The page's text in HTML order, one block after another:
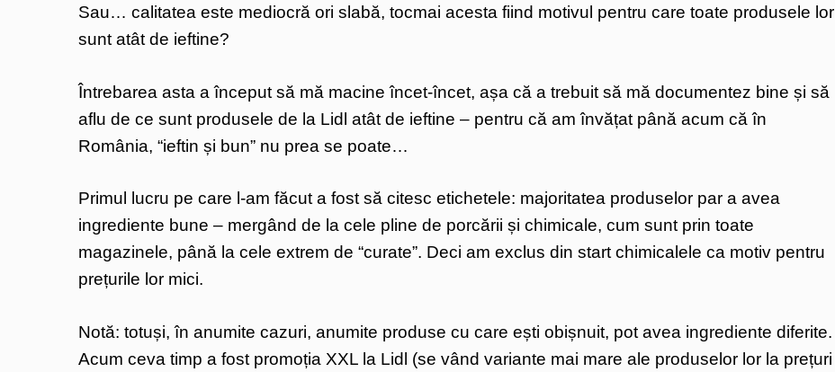
Sau… calitatea este mediocră ori slabă, tocmai acesta fiind motivul pentru care toate produsele lor
sunt atât de ieftine?
Întrebarea asta a început să mă macine încet-încet, așa că a trebuit să mă documentez bine și să
aflu de ce sunt produsele de la Lidl atât de ieftine – pentru că am învățat până acum că în
România, “ieftin și bun” nu prea se poate…
Primul lucru pe care l-am făcut a fost să citesc etichetele: majoritatea produselor par a avea
ingrediente bune – mergând de la cele pline de porcării și chimicale, cum sunt prin toate
magazinele, până la cele extrem de “curate”. Deci am exclus din start chimicalele ca motiv pentru
prețurile lor mici.
Notă: totuși, în anumite cazuri, anumite produse cu care ești obișnuit, pot avea ingrediente diferite.
Acum ceva timp a fost promoția XXL la Lidl (se vând variante mai mare ale produselor lor la prețuri